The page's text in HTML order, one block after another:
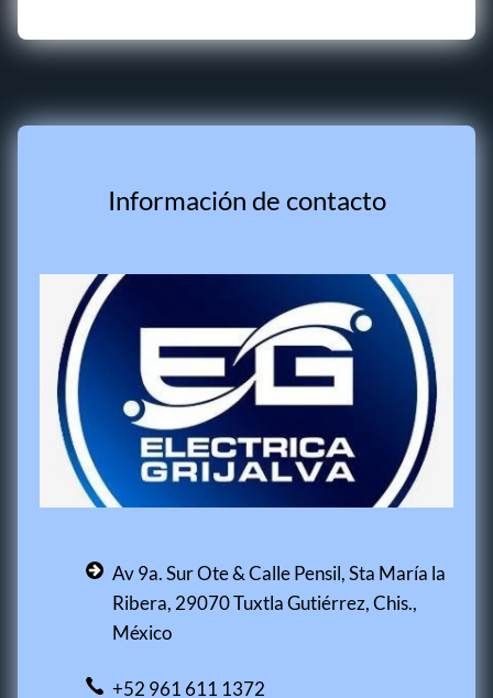
Información de contacto
Av 9a. Sur Ote & Calle Pensil, Sta María la
Ribera, 29070 Tuxtla Gutiérrez, Chis.,
México
+52 961 611 1372